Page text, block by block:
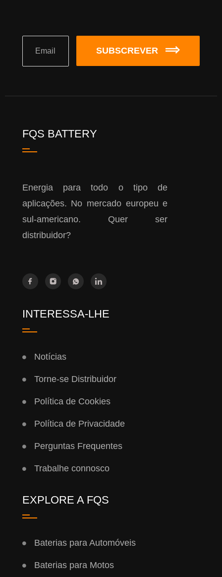
SUBSCREVER
FQS BATTERY
Energia para todo o tipo de
aplicações. No mercado europeu e
sul-americano. Quer ser
distribuidor?
INTERESSA-LHE
Notícias
Torne-se Distribuidor
Política de Cookies
Política de Privacidade
Perguntas Frequentes
Trabalhe connosco
EXPLORE A FQS
Baterias para Automóveis
Baterias para Motos